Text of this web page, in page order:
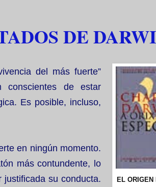
DE
EL
del más fuerte”
conscientes de estar
Es posible, incluso,
en ningún momento.
más contundente, lo
su conducta.